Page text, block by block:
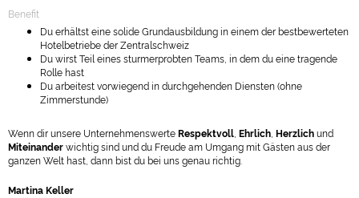
Benefit
Du erhältst eine solide Grundausbildung in einem der bestbewerteten
Hotelbetriebe der Zentralschweiz
Du wirst Teil eines sturmerprobten Teams, in dem du eine tragende
Rolle hast
Du arbeitest vorwiegend in durchgehenden Diensten (ohne
Zimmerstunde)
Wenn dir unsere UnternehmenswerteRespektvoll Ehrlich Herzlichund
Miteinanderwichtig sind und du Freude am Umgang mit Gästen aus der
ganzen Welt hast, dann bist du bei uns genau richtig.
Martina Keller